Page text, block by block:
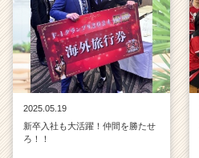
2025.05.19
新卒入社も大活躍！仲間を勝たせ
ろ！！